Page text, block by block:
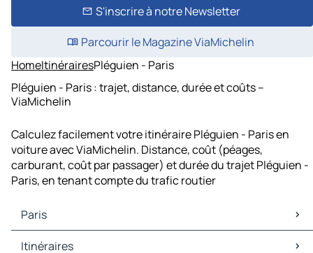
S'inscrire à notre Newsletter
Parcourir le Magazine ViaMichelin
HomeItinérairesPléguien - Paris
Pléguien - Paris : trajet, distance, durée et coûts –
ViaMichelin
Calculez facilement votre itinéraire Pléguien - Paris en
voiture avec ViaMichelin. Distance, coût (péages,
carburant, coût par passager) et durée du trajet Pléguien -
Paris, en tenant compte du trafic routier
Paris
Paris Cartes et plans
Itinéraires